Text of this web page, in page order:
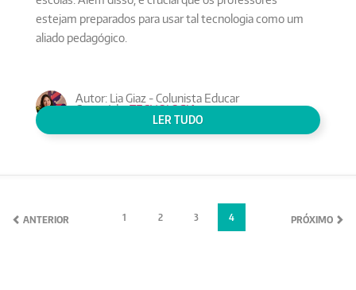
estejam preparados para usar tal tecnologia como um
aliado pedagógico.
Autor: Lia Giaz - Colunista Educar
Conteúdo:TECNOLOGIA
LER TUDO
1 2 3 4
ANTERIOR PRÓXIMO